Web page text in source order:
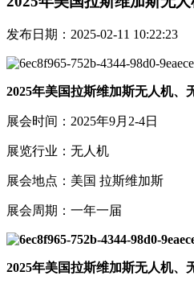
发布日期：2025-02-11 10:22:23
2025年美国拉斯维加斯无人机、
展会时间：2025年9月2-4日
展览行业：无人机
展会地点：美国 拉斯维加斯
展会周期：一年一届
2025年美国拉斯维加斯无人机、